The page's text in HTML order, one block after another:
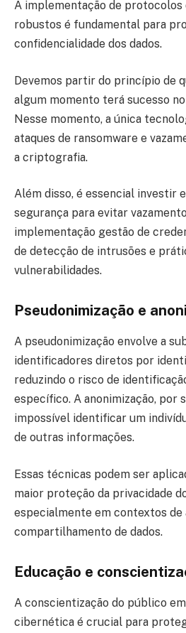
A implementação de
robustos é fundamental para
confidencialidade dos dados.
Devemos partir do princípio de
algum momento terá sucesso
Nesse momento, a única
ataques de ransomware e
a criptografia.
Além disso, é essencial investir
segurança para evitar
implementação gestão de
de detecção de intrusões e
vulnerabilidades.
Pseudonimização e
A pseudonimização envolve a
identificadores diretos por
reduzindo o risco de
específico. A anonimização, por
impossível identificar um
de outras informações.
Essas técnicas podem ser
maior proteção da privacidade
especialmente em contextos de
compartilhamento de dados.
Educação e
A conscientização do público
cibernética é crucial para